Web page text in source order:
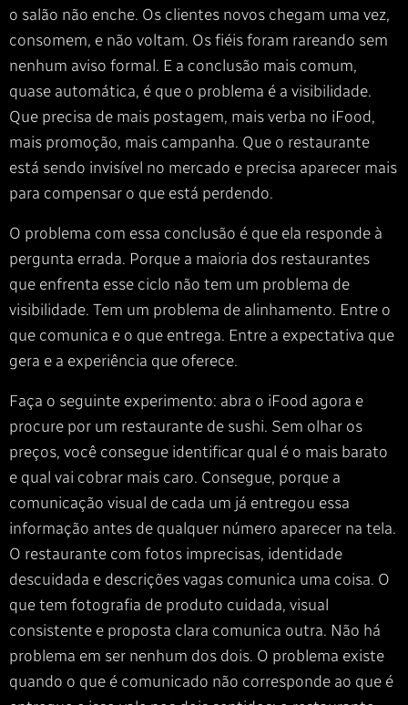
o salão não enche. Os clientes novos chegam uma vez,
consomem, e não voltam. Os fiéis foram rareando sem
nenhum aviso formal. E a conclusão mais comum,
quase automática, é que o problema é a visibilidade.
Que precisa de mais postagem, mais verba no iFood,
mais promoção, mais campanha. Que o restaurante
está sendo invisível no mercado e precisa aparecer mais
para compensar o que está perdendo.
O problema com essa conclusão é que ela responde à
pergunta errada. Porque a maioria dos restaurantes
que enfrenta esse ciclo não tem um problema de
visibilidade. Tem um problema de alinhamento. Entre o
que comunica e o que entrega. Entre a expectativa que
gera e a experiência que oferece.
Faça o seguinte experimento: abra o iFood agora e
procure por um restaurante de sushi. Sem olhar os
preços, você consegue identificar qual é o mais barato
e qual vai cobrar mais caro. Consegue, porque a
comunicação visual de cada um já entregou essa
informação antes de qualquer número aparecer na tela.
O restaurante com fotos imprecisas, identidade
descuidada e descrições vagas comunica uma coisa. O
que tem fotografia de produto cuidada, visual
consistente e proposta clara comunica outra. Não há
problema em ser nenhum dos dois. O problema existe
quando o que é comunicado não corresponde ao que é